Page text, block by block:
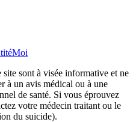
Moi
sont à visée informative et ne
à un avis médical ou à une
de santé. Si vous éprouvez
votre médecin traitant ou le
du suicide).